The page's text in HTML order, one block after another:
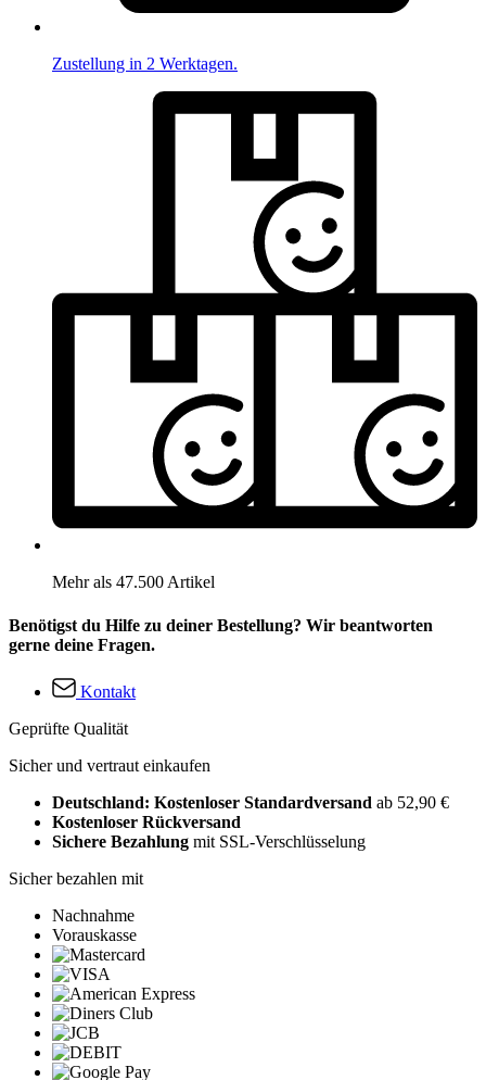
Zustellung in 2 Werktagen.
Mehr als 47.500 Artikel
Benötigst du Hilfe zu deiner Bestellung? Wir beantworten
gerne deine Fragen.
Kontakt
Geprüfte Qualität
Sicher und vertraut einkaufen
Deutschland: Kostenloser Standardversand ab 52,90 €
Kostenloser Rückversand
Sichere Bezahlung mit SSL-Verschlüsselung
Sicher bezahlen mit
Nachnahme
Vorauskasse